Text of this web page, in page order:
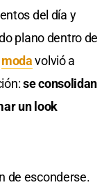
del día y
plano dentro de
modavolvió a
se consolidan
un look
de esconderse.